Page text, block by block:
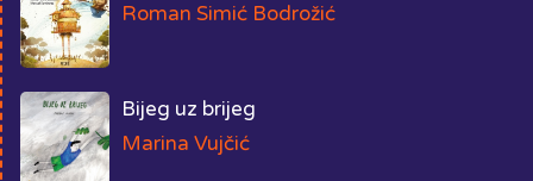
Roman Simić Bodrožić
Bijeg uz brijeg
Marina Vujčić